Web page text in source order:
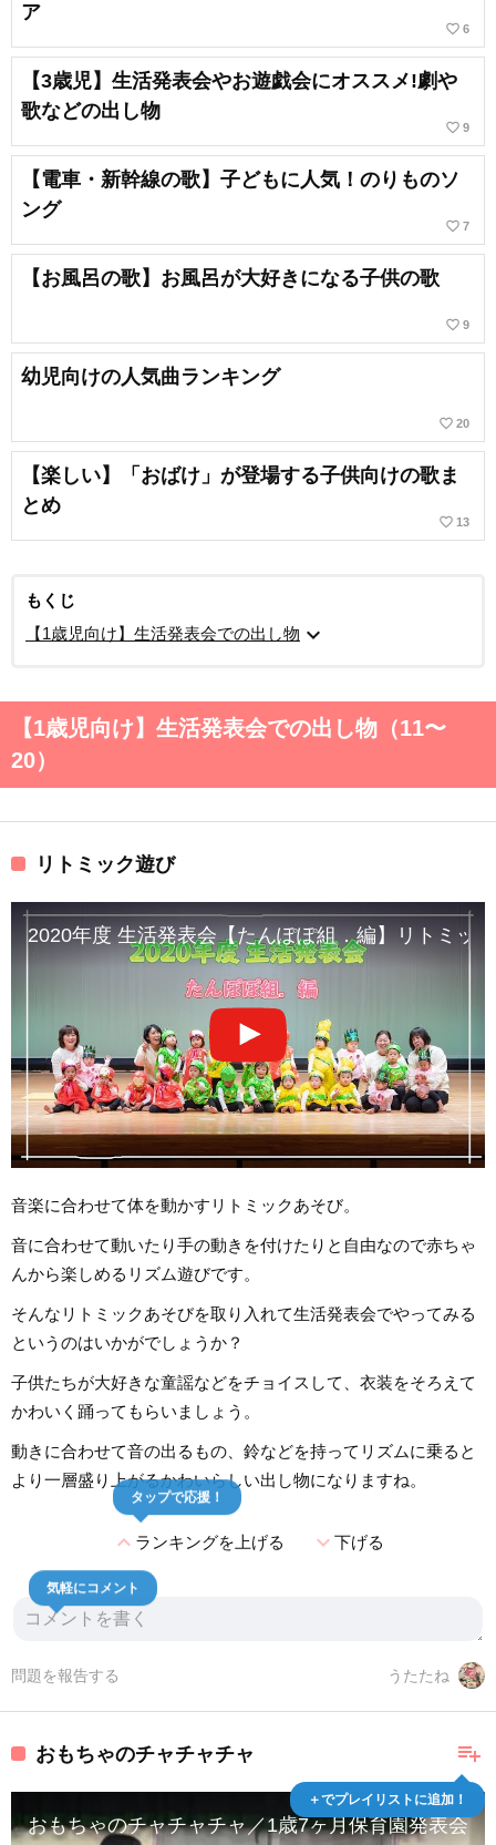
ア
favorite_border 6
【3歳児】生活発表会やお遊戯会にオススメ!劇や
歌などの出し物
favorite_border 9
【電車・新幹線の歌】子どもに人気！のりものソ
ング
favorite_border 7
【お風呂の歌】お風呂が大好きになる子供の歌
favorite_border 9
幼児向けの人気曲ランキング
favorite_border 20
【楽しい】「おばけ」が登場する子供向けの歌ま
とめ
favorite_border 13
もくじ
【1歳児向け】生活発表会での出し物 expand_more
【1歳児向け】生活発表会での出し物（11〜
20）
リトミック遊び
2020年度 生活発表会【たんぽぽ組．編】リトミッ
音楽に合わせて体を動かすリトミックあそび。
音に合わせて動いたり手の動きを付けたりと自由なので赤ちゃ
んから楽しめるリズム遊びです。
そんなリトミックあそびを取り入れて生活発表会でやってみる
というのはいかがでしょうか？
子供たちが大好きな童謡などをチョイスして、衣装をそろえて
かわいく踊ってもらいましょう。
動きに合わせて音の出るもの、鈴などを持ってリズムに乗ると
より一層盛り上がるかわいらしい出し物になりますね。
expand_lessランキングを上げる
タップで応援！
expand_more下げる
気軽にコメント
うたたね
問題を報告する
playlist_add
＋でプレイリストに追加！
おもちゃのチャチャチャ
おもちゃのチャチャチャ／1歳7ヶ月保育園発表会